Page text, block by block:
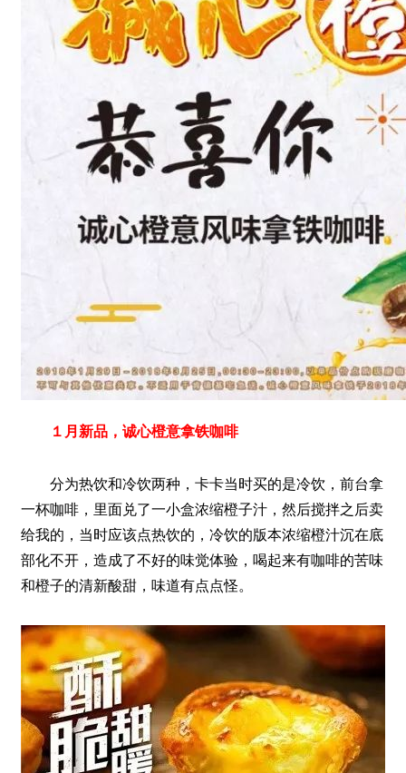
１月新品，诚心橙意拿铁咖啡
分为热饮和冷饮两种，卡卡当时买的是冷饮，前台拿
一杯咖啡，里面兑了一小盒浓缩橙子汁，然后搅拌之后卖
给我的，当时应该点热饮的，冷饮的版本浓缩橙汁沉在底
部化不开，造成了不好的味觉体验，喝起来有咖啡的苦味
和橙子的清新酸甜，味道有点点怪。